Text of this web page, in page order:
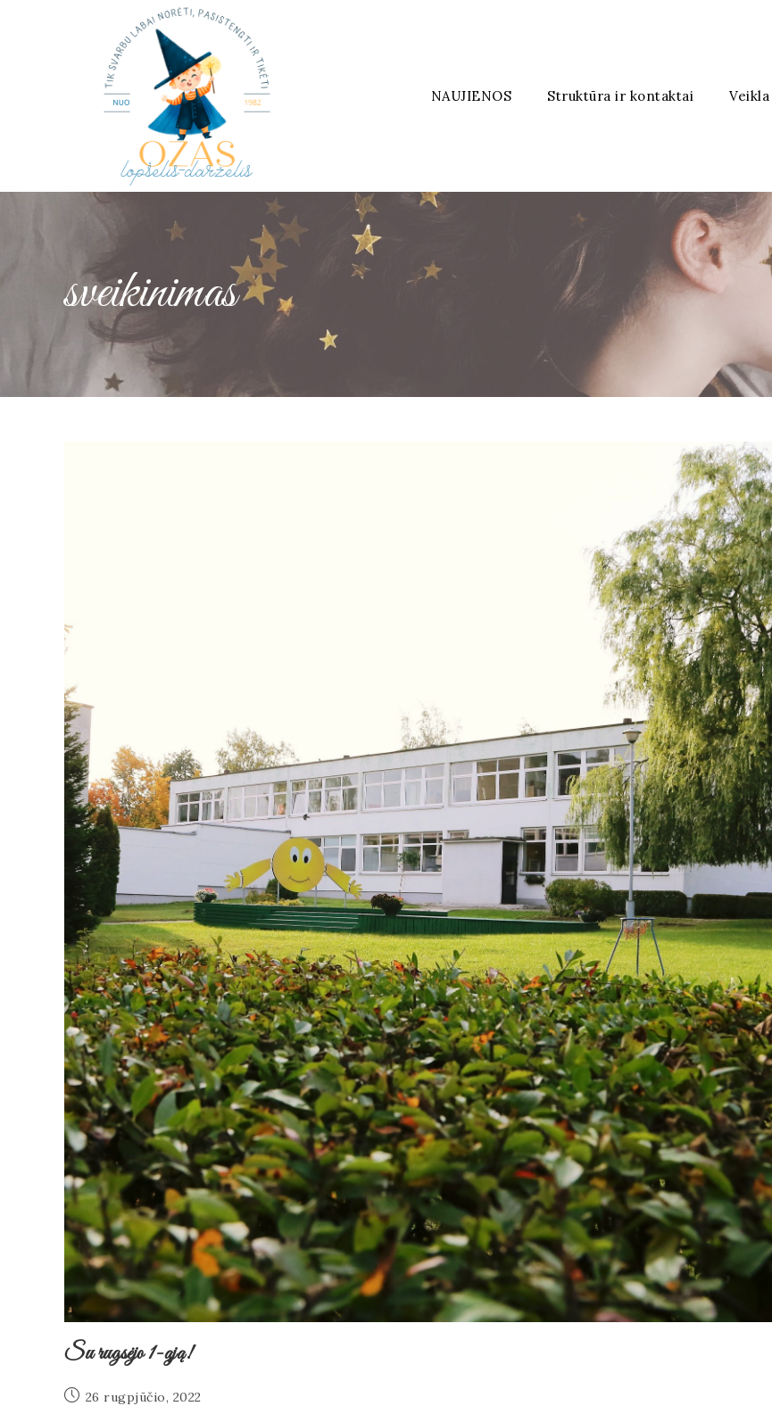
NAUJIENOS Struktūra ir kontaktai Veikla
sveikinimas
Su rugsėjo 1-ąją!
26 rugpjūčio, 2022